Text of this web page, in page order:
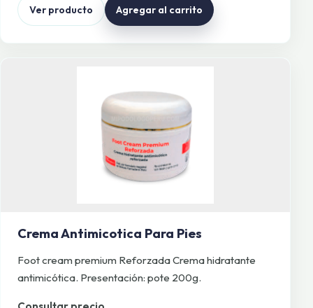
Ver producto Agregar al carrito
Crema Antimicotica Para Pies
Foot cream premium Reforzada Crema hidratante
antimicótica. Presentación: pote 200g.